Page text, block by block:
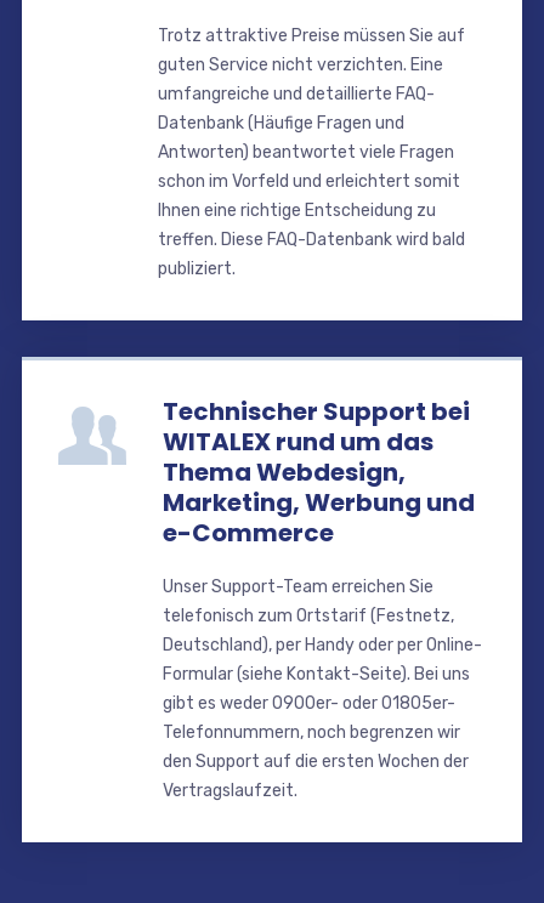
Trotz attraktive Preise müssen Sie auf
guten Service nicht verzichten. Eine
umfangreiche und detaillierte FAQ-
Datenbank (Häufige Fragen und
Antworten) beantwortet viele Fragen
schon im Vorfeld und erleichtert somit
Ihnen eine richtige Entscheidung zu
treffen. Diese FAQ-Datenbank wird bald
publiziert.
Technischer Support bei
WITALEX rund um das
Thema Webdesign,
Marketing, Werbung und
e-Commerce
Unser Support-Team erreichen Sie
telefonisch zum Ortstarif (Festnetz,
Deutschland), per Handy oder per Online-
Formular (siehe Kontakt-Seite). Bei uns
gibt es weder 0900er- oder 01805er-
Telefonnummern, noch begrenzen wir
den Support auf die ersten Wochen der
Vertragslaufzeit.